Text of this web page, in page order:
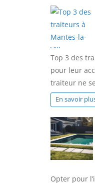
Top 3 des
pour leur
traiteur ne
En savoir
Opter pour